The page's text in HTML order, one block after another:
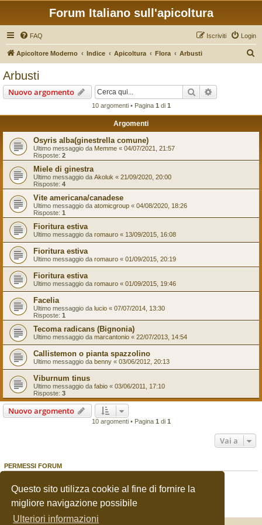
Questo sito utilizza cookie al fine di fornire la
migliore navigazione possibile
Ulteriori informazioni
Forum Italiano sull'apicoltura
FAQ Login
Iscriviti
Apicoltore Moderno Indice Apicoltura Flora Arbusti
Arbusti
Nuovo argomento Cerca
10 argomenti • Pagina 1 di 1
Argomenti
Osyris alba(ginestrella comune)
Ultimo messaggio da Memme « 04/07/2021, 21:57
Risposte: 2
Miele di ginestra
Ultimo messaggio da Akoluk « 21/09/2020, 20:00
Risposte: 4
Vite americana/canadese
Ultimo messaggio da atomicgroup « 04/08/2020, 18:26
Risposte: 1
Fioritura estiva
Ultimo messaggio da romauro « 13/09/2015, 16:08
Fioritura estiva
Ultimo messaggio da romauro « 01/09/2015, 20:19
Fioritura estiva
Ultimo messaggio da romauro « 01/09/2015, 19:46
Facelia
Ultimo messaggio da lucio « 07/07/2014, 13:30
Risposte: 1
Tecoma radicans (Bignonia)
Ultimo messaggio da marcantonio « 22/07/2013, 14:54
Callistemon o pianta spazzolino
Ultimo messaggio da benny « 03/06/2012, 20:13
Viburnum tinus
Ultimo messaggio da fabio « 03/06/2011, 17:10
Risposte: 3
Nuovo argomento
10 argomenti • Pagina 1 di 1
Vai a
PERMESSI FORUM
Non puoi
rispondere negli argomenti
Non puoimodificare i tuoi messaggi
Non puoicancellare i tuoi messaggi
Non puoi
inviare allegati